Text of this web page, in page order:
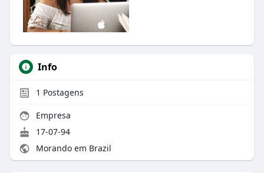
Info
1 Postagens
Empresa
17-07-94
Morando em Brazil